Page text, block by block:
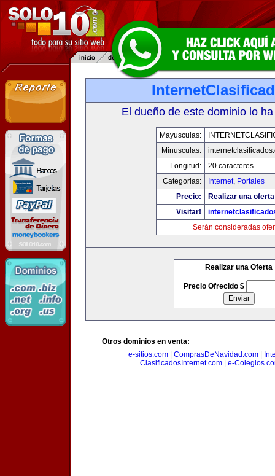
El dueño de este dominio lo
Mayusculas:
Minusculas:
Longitud:
20 caracteres
Categorias:
Internet, Portales
Precio:
Realizar una
Visitar!
Serán consideradas
Realizar una Oferta
Precio Ofrecido $
Otros dominios en venta:
e-sitios.com| ComprasDeNavidad.com|
ClasificadosInternet.com| e-